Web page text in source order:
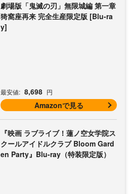
劇場版「鬼滅の刃」無限城編 第一章
猗窩座再来 完全生産限定版 [Blu-ra
y]
最安値: 8,698 円
Amazonで見る
『映画 ラブライブ！蓮ノ空女学院ス
クールアイドルクラブ Bloom Gard
en Party』Blu-ray（特装限定版）